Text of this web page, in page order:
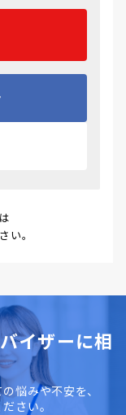
い。
イザーに相
悩みや不安を、
さい。